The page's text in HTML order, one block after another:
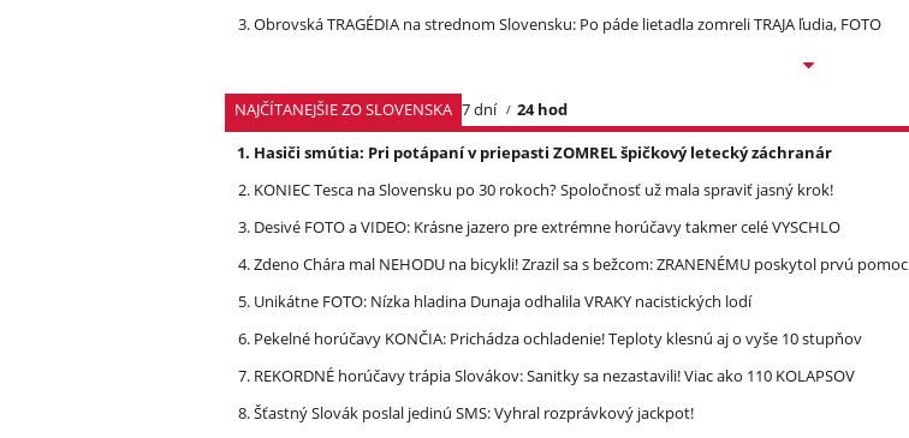
Obrovská TRAGÉDIA na strednom Slovensku: Po páde lietadla zomreli TRAJA ľudia, FOTO
NAJČÍTANEJŠIE ZO SLOVENSKA 7 dní
24 hod
Hasiči smútia: Pri potápaní v priepasti ZOMREL špičkový letecký záchranár
KONIEC Tesca na Slovensku po 30 rokoch? Spoločnosť už mala spraviť jasný krok!
Desivé FOTO a VIDEO: Krásne jazero pre extrémne horúčavy takmer celé VYSCHLO
Zdeno Chára mal NEHODU na bicykli! Zrazil sa s bežcom: ZRANENÉMU poskytol prvú pomoc
Unikátne FOTO: Nízka hladina Dunaja odhalila VRAKY nacistických lodí
Pekelné horúčavy KONČIA: Prichádza ochladenie! Teploty klesnú aj o vyše 10 stupňov
REKORDNÉ horúčavy trápia Slovákov: Sanitky sa nezastavili! Viac ako 110 KOLAPSOV
Šťastný Slovák poslal jedinú SMS: Vyhral rozprávkový jackpot!